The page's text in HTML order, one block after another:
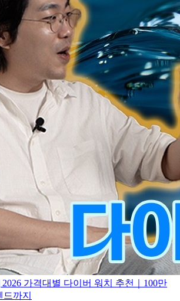
가격대별 다이버 워치 추천｜100만
까지